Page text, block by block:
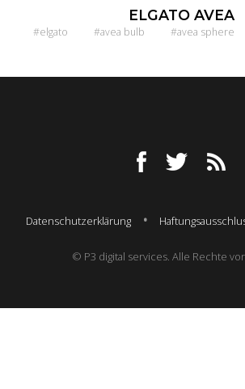
ELGATO AVEA
#elgato #avea bulb #avea sphere
Datenschutzerklärung
© P3 digital services. Alle Rechte